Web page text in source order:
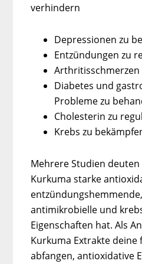
verhindern
Depressionen zu
Entzündungen zu
Arthritisschmerzen
Diabetes und
Probleme zu
Cholesterin zu
Krebs zu
Mehrere Studien
Kurkuma starke
antimikrobielle und
Eigenschaften hat. Als
Kurkuma Extrakte deine
abfangen, antioxidative